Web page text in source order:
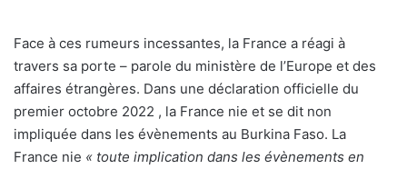
Face à ces rumeurs incessantes, la France a réagi à
travers sa porte – parole du ministère de l’Europe et des
affaires étrangères. Dans une déclaration officielle du
premier octobre 2022 , la France nie et se dit non
impliquée dans les évènements au Burkina Faso. La
France nie « toute implication dans les évènements en